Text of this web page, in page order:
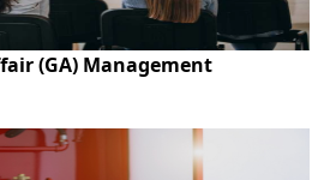
(GA) Management